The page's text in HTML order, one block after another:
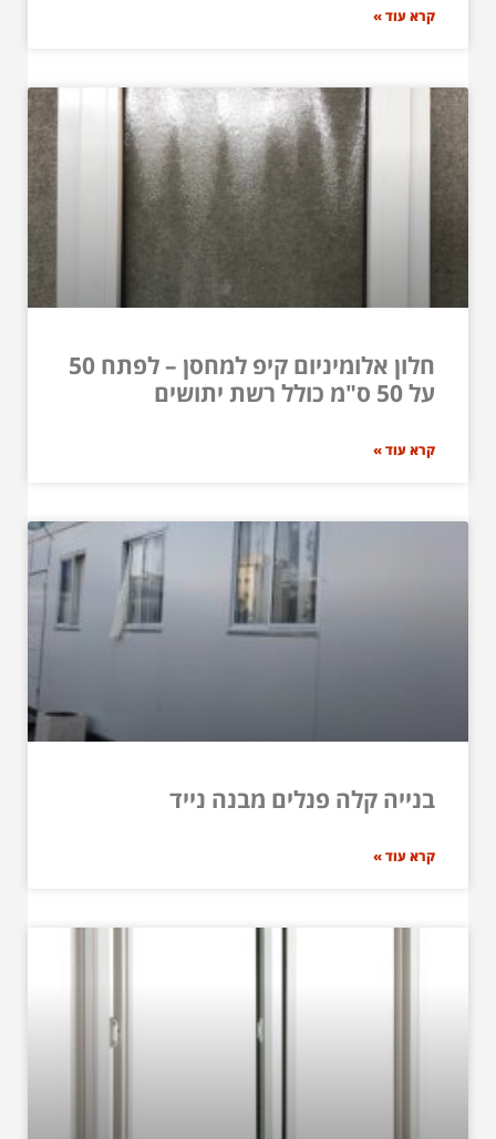
קרא עוד »
חלון אלומיניום קיפ למחסן – לפתח 50
על 50 ס"מ כולל רשת יתושים
קרא עוד »
בנייה קלה פנלים מבנה נייד
קרא עוד »